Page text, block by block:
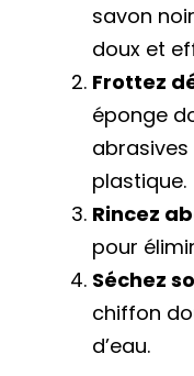
savon
doux et
Frottez
éponge
plastique.
Rincez
pour
Séchez
chiffon
d’eau.